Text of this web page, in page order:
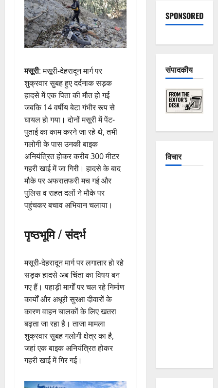
मसूरी: मसूरी-देहरादून मार्ग पर
शुक्रवार सुबह हुए दर्दनाक सड़क
हादसे में एक पिता की मौत हो गई
जबकि 14 वर्षीय बेटा गंभीर रूप से
घायल हो गया। दोनों मसूरी में पेंट-
पुताई का काम करने जा रहे थे, तभी
गलोगी के पास उनकी बाइक
अनियंत्रित होकर करीब 300 मीटर
गहरी खाई में जा गिरी। हादसे के बाद
मौके पर अफरातफरी मच गई और
पुलिस व राहत दलों ने मौके पर
पहुंचकर बचाव अभियान चलाया।
पृष्ठभूमि / संदर्भ
मसूरी-देहरादून मार्ग पर लगातार हो रहे
सड़क हादसे अब चिंता का विषय बन
गए हैं। पहाड़ी मार्गों पर चल रहे निर्माण
कार्यों और अधूरी सुरक्षा दीवारों के
कारण वाहन चालकों के लिए खतरा
बढ़ता जा रहा है। ताजा मामला
शुक्रवार सुबह गलोगी क्षेत्र का है,
जहां एक बाइक अनियंत्रित होकर
गहरी खाई में गिर गई।
SPONSORED
संपादकीय
विचार